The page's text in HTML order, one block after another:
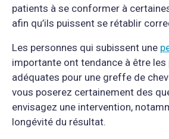
patients à se conformer à
afin qu’ils puissent se rétablir
Les personnes qui subissent une
importante ont tendance à être les
adéquates pour une greffe de
vous poserez certainement des
envisagez une intervention,
longévité du résultat.